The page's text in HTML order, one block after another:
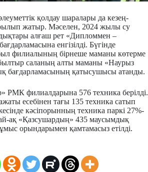
қолдау шаралары да кезең-
жатыр. Мәселен, 2024 жылы су
алғаш рет «Дипломмен –
енгізілді. Бүгінде
филиалының бірнеше маманы көтерме
саланың алты маманы «Наурыз
бағдарламасының қатысушысы атанды.
РМК филиалдарына 576 техника берілді.
есебінен тағы 135 техника сатып
кәсіпорынның техника паркі 27%-
ақ «Қазсушардың» 435 маусымдық
орындарымен қамтамасыз етілді.